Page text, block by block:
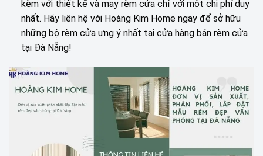
kèm với thiết kế và may rèm cửa chỉ với một chi phí duy
nhất. Hãy liên hệ với Hoàng Kim Home ngay để sở hữu
những bộ rèm cửa ưng ý nhất tại cửa hàng bán rèm cửa
tại Đà Nẵng!